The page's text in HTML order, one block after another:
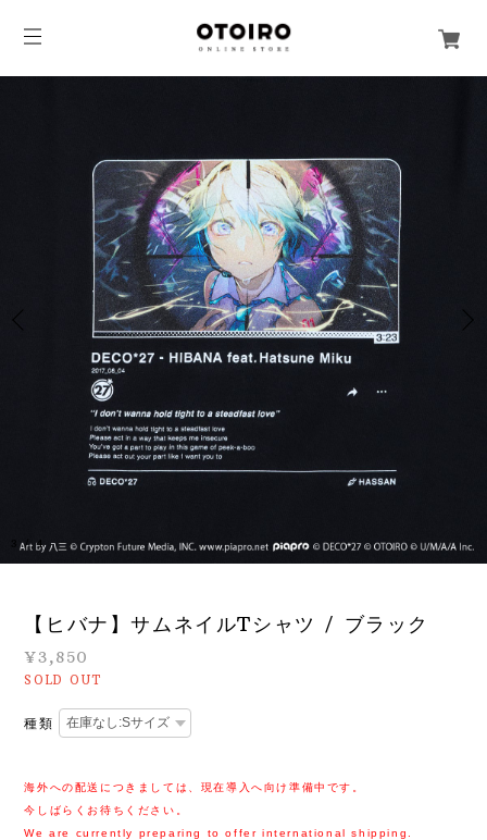
3 /4
【ヒバナ】サムネイルTシャツ / ブラック
¥3,850
SOLD OUT
種類
海外への配送につきましては、現在導入へ向け準備中です。
今しばらくお待ちください。
We are currently preparing to offer international shipping.